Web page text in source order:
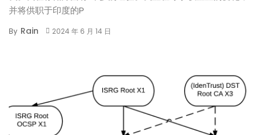
并将供职于印度的P
By Rain 2024 年 6 月 14 日